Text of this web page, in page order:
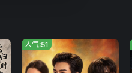
人气:51